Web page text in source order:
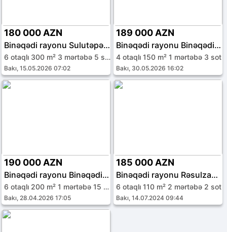
180 000 AZN
Binəqədi rayonu Sulutəpə qəs.
6 otaqlı 300 m² 3 mərtəbə 5 sot
Bakı, 15.05.2026 07:02
189 000 AZN
Binəqədi rayonu Binəqədi qəs.
4 otaqlı 150 m² 1 mərtəbə 3 sot
Bakı, 30.05.2026 16:02
190 000 AZN
Binəqədi rayonu Binəqədi qəs.
6 otaqlı 200 m² 1 mərtəbə 15 sot
Bakı, 28.04.2026 17:05
185 000 AZN
Binəqədi rayonu Rəsulzadə qəs.
6 otaqlı 110 m² 2 mərtəbə 2 sot
Bakı, 14.07.2024 09:44